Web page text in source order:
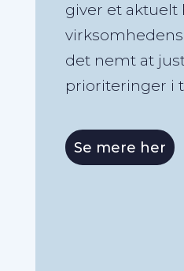
giver et aktuelt
det nemt at
prioriteringer i
Se mere her